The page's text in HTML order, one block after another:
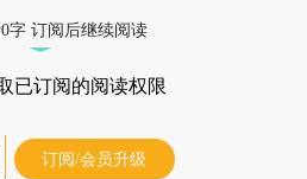
字 订阅后继续阅读
已订阅的阅读权限
订阅/会员升级